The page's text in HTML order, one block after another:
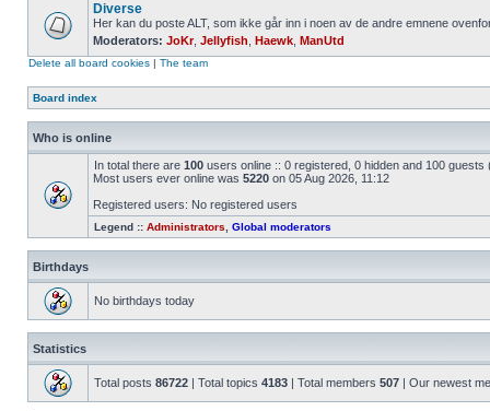
Diverse
Her kan du poste ALT, som ikke går inn i noen av de andre emnene
Moderators: JoKr, Jellyfish Haewk ManUtd
Delete all board cookies | The team
Board index
Who is online
In total there are 100 users online :: 0 registered, 0 hidden and 100
Most users ever online was 5220 on 05 Aug 2026, 11:12
Registered users: No registered users
Legend :: Administrators Global moderators
Birthdays
No birthdays today
Statistics
Total posts 86722 | Total topics 4183 | Total members 507 | Our newest